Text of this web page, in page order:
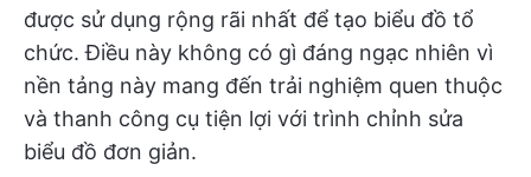
được sử dụng rộng rãi nhất để tạo biểu đồ tổ
chức. Điều này không có gì đáng ngạc nhiên vì
nền tảng này mang đến trải nghiệm quen thuộc
và thanh công cụ tiện lợi với trình chỉnh sửa
biểu đồ đơn giản.